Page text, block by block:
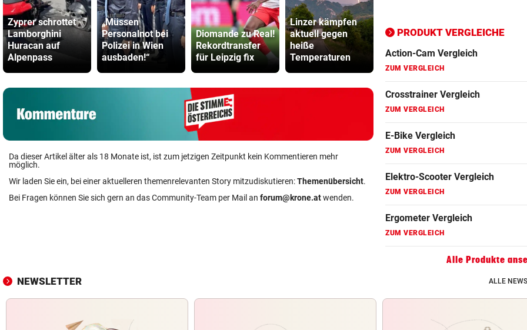
Zyprer schrottet
Lamborghini
Huracan auf
Alpenpass
„Müssen
Personalnot bei
Polizei in Wien
ausbaden!“
Diomande zu Real!
Rekordtransfer
für Leipzig fix
Linzer kämpfen
aktuell gegen
heiße
Temperaturen
Bub auf der
gerammt
Cobra
ist
Da dieser Artikel älter als 18 Monate ist, ist zum jetzigen Zeitpunkt kein Kommentieren mehr
möglich.
Wir laden Sie ein, bei einer aktuelleren themenrelevanten Story mitzudiskutieren:Themenübersicht.
Bei Fragen können Sie sich gern an das Community-Team per Mail an forum@krone.atwenden.
PRODUKT VERGLEICHE
Ergometer Vergleich
ZUM VERGLEICH
Fahrrad Test
ZUM VERGLEICH
Fahrradanhänger Vergleich
ZUM VERGLEICH
Faszienrolle Vergleich
Hoverboard Vergleich
Kinderfahrrad Vergleich
Alle Produkte
NEWSLETTER ALLE